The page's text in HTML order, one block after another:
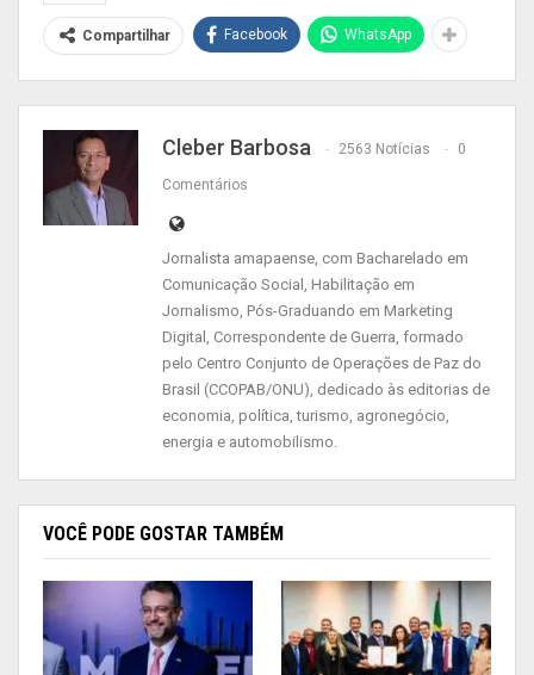
é de longe a mais disputada e com
intercorrências que estão fora da política. Veio a
pandemia, o apagão; fenômenos que não estão
na governabilidade dos políticos. Tudo isso
tornou a eleição completamente atípica das
demais. Mas, mesmo na anormalidade, percebo
que a população está votando consciente”,
analisou Clécio Luís, prefeito de Macapá.
Clécio diz que pretende “fazer o que há décadas
não é feito em Macapá”: passar a faixa para o
prefeito eleito.
“Quero entregar o cargo, a faixa, para o sucessor.
Quero poder fazer uma transição, que é curta, de
‘essa é a Prefeitura que você vai receber, com
esses problemas e soluções’. E o dia de hoje é
importante por isso, começa essa troca de
mandato após meus oito anos de gestão.
Dediquei oito anos da minha vida a essa cidade,
Compartilhar Facebook WhatsApp
Cleber Barbosa 2563 Notícias 0
Comentários
Jornalista amapaense, com Bacharelado em
Comunicação Social, Habilitação em
Jornalismo, Pós-Graduando em Marketing
Digital, Correspondente de Guerra, formado
pelo Centro Conjunto de Operações de Paz do
Brasil (CCOPAB/ONU), dedicado às editorias de
economia, política, turismo, agronegócio,
energia e automobilismo.
VOCÊ PODE GOSTAR TAMBÉM